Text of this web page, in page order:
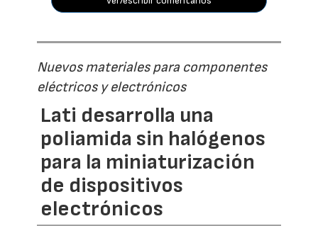
Nuevos materiales para componentes
eléctricos y electrónicos
Lati desarrolla una
poliamida sin halógenos
para la miniaturización
de dispositivos
electrónicos